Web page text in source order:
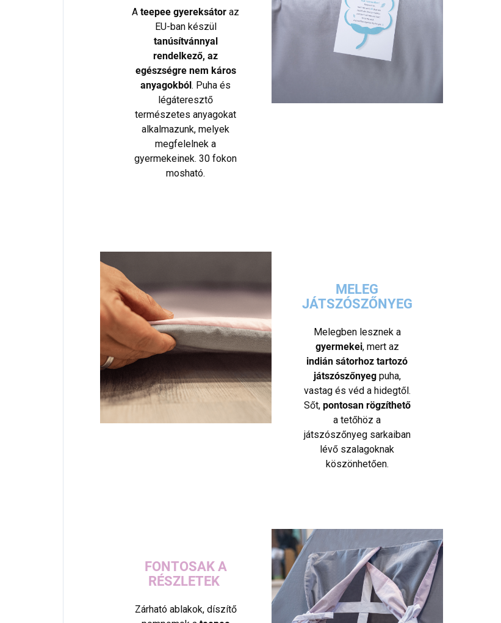
Ateepee gyereksátor az
EU-ban készül
tanúsítvánnyal
rendelkező, az
egészségre nem káros
anyagokból. Puha és
légáteresztő
természetes anyagokat
alkalmazunk, melyek
megfelelnek a
gyermekeinek. 30 fokon
mosható.
MELEG
JÁTSZÓSZŐNYEG
Melegben lesznek a
gyermekei, mert az
indián sátorhoz tartozó
játszószőnyegpuha,
vastag és véd a hidegtől.
Sőt, pontosan rögzíthető
a tetőhöz a
játszószőnyeg sarkaiban
lévő szalagoknak
köszönhetően.
FONTOSAK A
RÉSZLETEK
Zárható ablakok, díszítő